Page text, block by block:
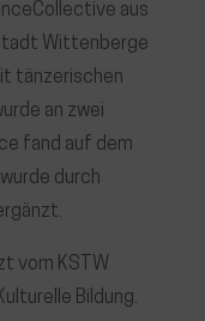
aus
Wittenberge
tänzerischen
an zwei
fand auf dem
durch
vom KSTW
Bildung.